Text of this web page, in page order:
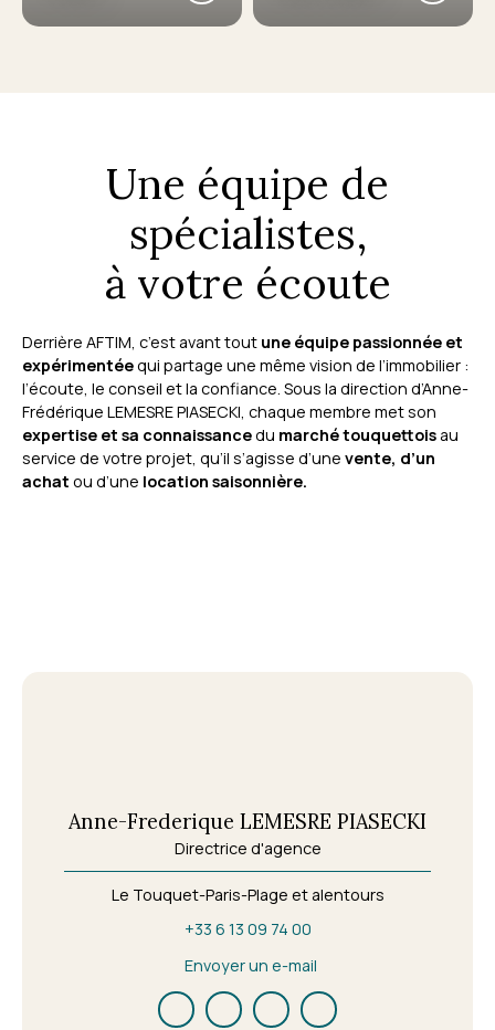
Une équipe de
spécialistes,
à votre écoute
Derrière AFTIM, c’est avant tout une équipe passionnée et
expérimentéequi partage une même vision de l’immobilier :
l’écoute, le conseil et la confiance. Sous la direction d’Anne-
Frédérique LEMESRE PIASECKI, chaque membre met son
expertise et sa connaissancedu marché touquettois au
service de votre projet, qu’il s’agisse d’une vente, d’un
achat ou d’une location saisonnière.
Anne-Frederique LEMESRE PIASECKI
Directrice d'agence
Le Touquet-Paris-Plage et alentours
+33 6 13 09 74 00
Envoyer un e-mail